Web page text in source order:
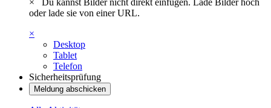
oder lade sie von einer URL.
×
Desktop
Tablet
Telefon
Sicherheitsprüfung
Meldung abschicken